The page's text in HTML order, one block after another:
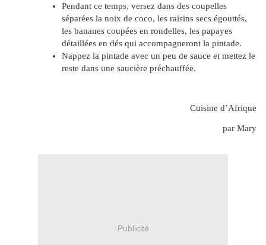
Pendant ce temps, versez dans des coupelles
séparées la noix de coco, les raisins secs égouttés,
les bananes coupées en rondelles, les papayes
détaillées en dés qui accompagneront la pintade.
Nappez la pintade avec un peu de sauce et mettez le
reste dans une saucière préchauffée.
Cuisine d’Afrique
par Mary
Publicité